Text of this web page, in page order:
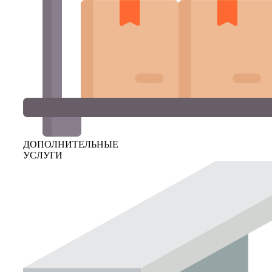
ДОПОЛНИТЕЛЬНЫЕ
УСЛУГИ